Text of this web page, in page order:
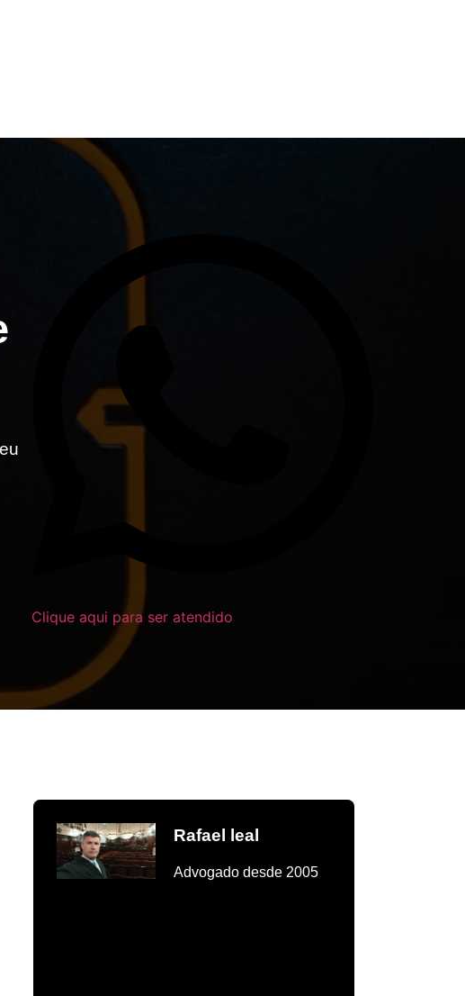
Clique aqui para ser atendido
Rafael leal
Advogado desde 2005